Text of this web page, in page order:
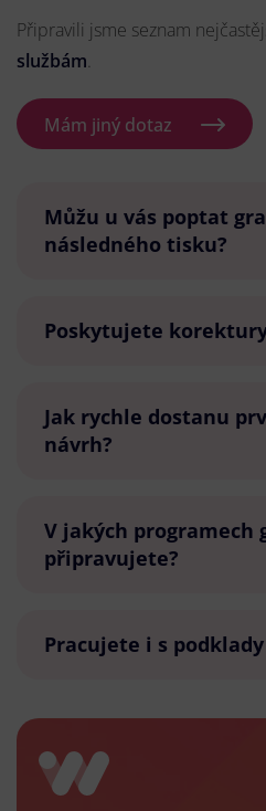
Připravili jsme seznam
službám.
Mám jiný dotaz
Můžu u vás poptat
následného tisku?
Poskytujete
Jak rychle dostanu
návrh?
V jakých programech
připravujete?
Pracujete i s podklady